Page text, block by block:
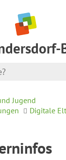
Jugend
Digitale